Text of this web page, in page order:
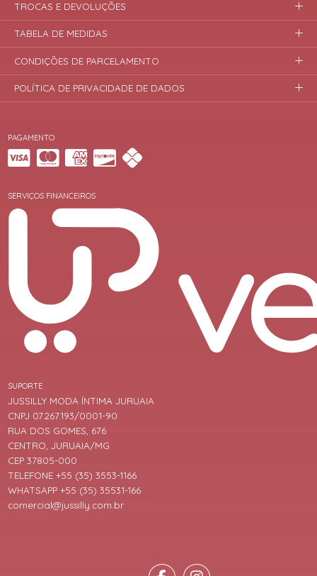
PAGAMENTO
SERVIÇOS FINANCEIROS
SUPORTE
JUSSILLY MODA ÍNTIMA JURUAIA
CNPJ 07.267.193/0001-90
RUA DOS GOMES, 676
CENTRO, JURUAIA/MG
CEP 37805-000
TELEFONE +55 (35) 3553-1166
WHATSAPP +55 (35) 35531-166
comercial@jussilly.com.br
TROCAS E DEVOLUÇÕES
TABELA DE MEDIDAS
CONDIÇÕES DE PARCELAMENTO
POLÍTICA DE PRIVACIDADE DE DADOS